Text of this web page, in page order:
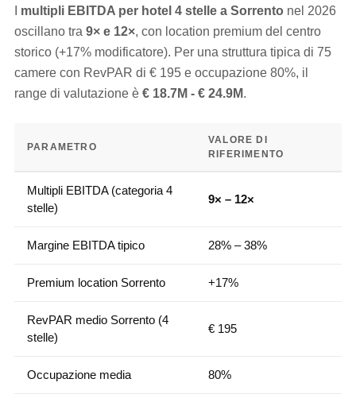
multipli EBITDA per hotel 4 stelle a Sorrento nel 2026
oscillano tra 9× e 12×, con location premium del centro
storico (+17% modificatore). Per una struttura tipica di 75
camere con RevPAR di € 195 e occupazione 80%, il
range di valutazione è € 18.7M - € 24.9M.
PARAMETRO
VALORE DI
RIFERIMENTO
Multipli EBITDA (categoria 4
stelle)
9× – 12×
Margine EBITDA tipico 28% – 38%
Premium location Sorrento +17%
RevPAR medio Sorrento (4
stelle)
€ 195
Occupazione media 80%